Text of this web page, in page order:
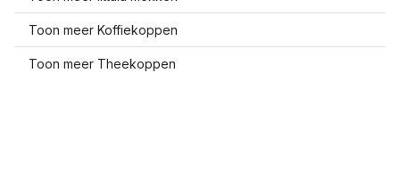
Toon meer Koffiekoppen
Toon meer Theekoppen